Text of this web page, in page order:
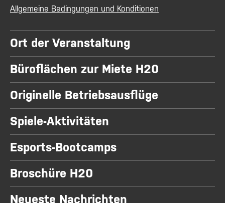
Allgemeine Bedingungen und Konditionen
Ort der Veranstaltung
Büroflächen zur Miete H20
Originelle Betriebsausflüge
Spiele-Aktivitäten
Esports-Bootcamps
Broschüre H20
Neueste Nachrichten